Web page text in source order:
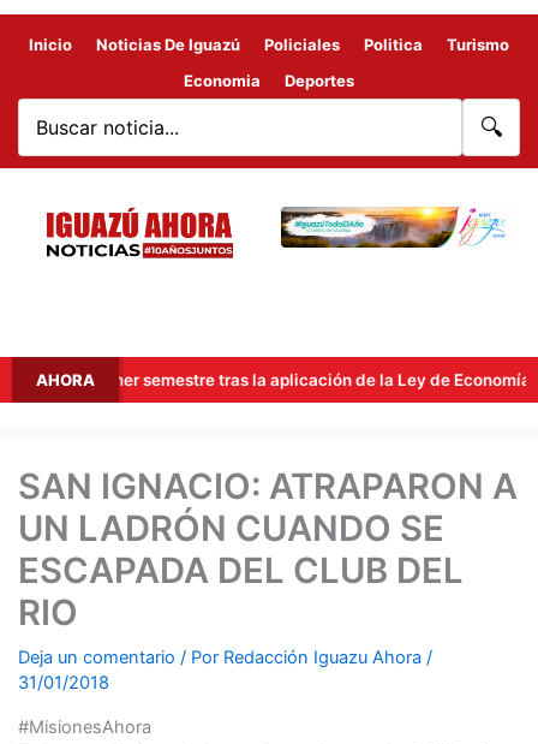
Inicio Noticias De Iguazú Policiales Politica
Turismo
Economia
Deportes
🔍
AHORA
primer semestre tras la aplicación de la Ley de Economía del
SAN IGNACIO: ATRAPARON A
UN LADRÓN CUANDO SE
ESCAPADA DEL CLUB DEL
RIO
Deja un comentario / Por Redacción Iguazu Ahora /
31/01/2018
#MisionesAhora